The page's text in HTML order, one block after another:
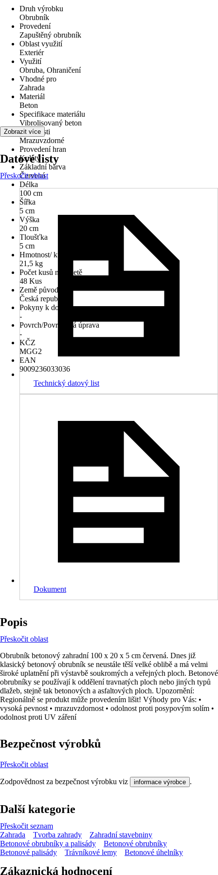
Druh výrobku
Obrubník
Provedení
Zapuštěný obrubník
Oblast využití
Exteriér
Využití
Obruba, Ohraničení
Vhodné pro
Zahrada
Materiál
Beton
Specifikace materiálu
Vibrolisovaný beton
Vlastnosti
Mrazuvzdorné
Provedení hran
Kulatý
Základní barva
Červená
Délka
100 cm
Šířka
5 cm
Výška
20 cm
Tloušťka
5 cm
Hmotnost/ kus
21,5 kg
Počet kusů na paletě
48 Kus
Země původu
Česká republika
Pokyny k dodání
-
Povrch/Povrchová úprava
-
KČZ
MGG2
EAN
9009236033036
Zobrazit více
Datové listy
Přeskočit oblast
Technický datový list
Dokument
Popis
Přeskočit oblast
Obrubník betonový zahradní 100 x 20 x 5 cm červená. Dnes již
klasický betonový obrubník se neustále těší velké oblibě a má velmi
široké uplatnění při výstavbě soukromých a veřejných ploch. Betonové
obrubníky se používají k oddělení travnatých ploch nebo jiných typů
dlažeb, stejně tak betonových a asfaltových ploch. Upozornění:
Regionálně se produkt může provedením lišit! Výhody pro Vás: •
vysoká pevnost • mrazuvzdornost • odolnost proti posypovým solím •
odolnost proti UV záření
Bezpečnost výrobků
Přeskočit oblast
Zodpovědnost za bezpečnost výrobku viz informace výrobce .
Další kategorie
Přeskočit seznam
Zahrada
Tvorba zahrady
Zahradní stavebniny
Betonové obrubníky a palisády
Betonové obrubníky
Betonové palisády
Trávníkové lemy Betonové úhelníky
Zákaznická hodnocení